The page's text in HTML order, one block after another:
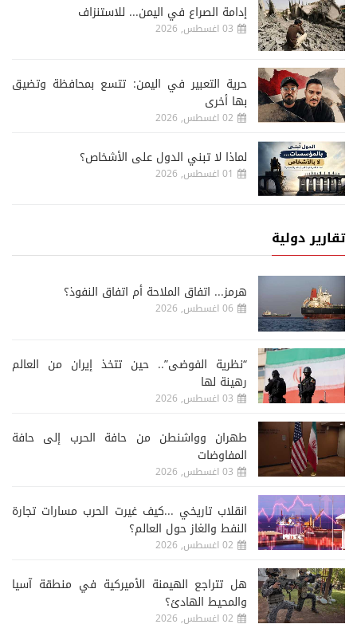
إدامة الصراع في اليمن... للاستنزاف
03 اغسطس, 2026
حرية التعبير في اليمن: تتسع بمحافظة وتضيق
بها أخرى
02 اغسطس, 2026
لماذا لا تبني الدول على الأشخاص؟
01 اغسطس, 2026
تقارير دولية
هرمز... اتفاق الملاحة أم اتفاق النفوذ؟
06 اغسطس, 2026
“نظرية الفوضى”.. حين تتخذ إيران من العالم
رهينة لها
03 اغسطس, 2026
طهران وواشنطن من حافة الحرب إلى حافة
المفاوضات
03 اغسطس, 2026
انقلاب تاريخي ...كيف غيرت الحرب مسارات تجارة
النفط والغاز حول العالم؟
02 اغسطس, 2026
هل تتراجع الهيمنة الأميركية في منطقة آسيا
والمحيط الهادئ؟
02 اغسطس, 2026